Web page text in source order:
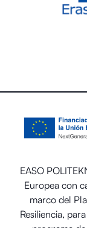
EASO
Europea con
marco del
Resiliencia,